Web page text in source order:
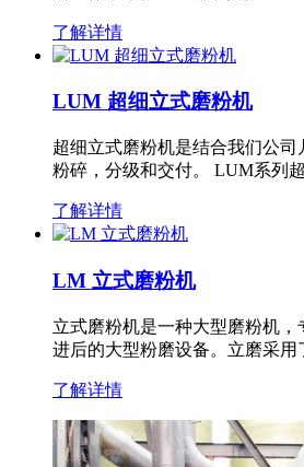
了解详情
LUM 超细立式磨粉机
超细立式磨粉机是结合我们公
粉碎，分级和交付。 LUM系列
了解详情
LM 立式磨粉机
立式磨粉机是一种大型磨粉机
进后的大型粉磨设备。立磨采
了解详情